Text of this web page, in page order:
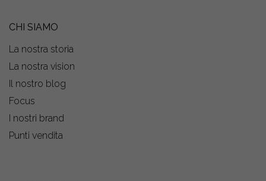
CHI SIAMO
La nostra storia
La nostra vision
Il nostro blog
Focus
I nostri brand
Punti vendita